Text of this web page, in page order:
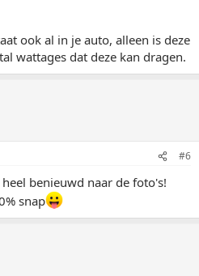
ook al in je auto, alleen is deze
wattages dat deze kan dragen.
#6
benieuwd naar de foto's!
snap